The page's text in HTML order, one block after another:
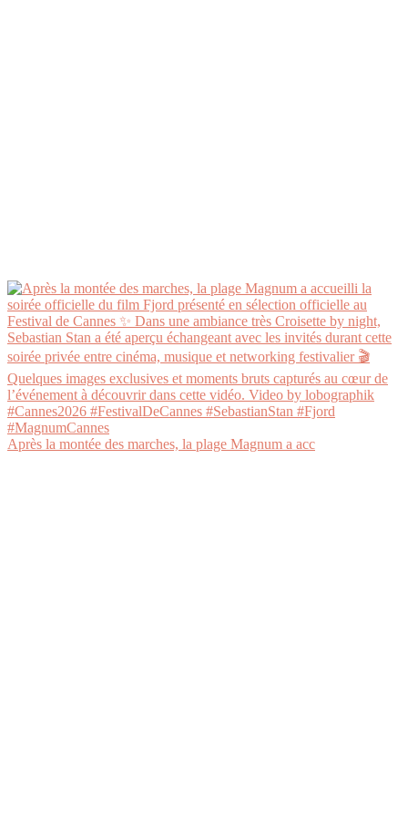
Après la montée des marches, la plage Magnum a acc